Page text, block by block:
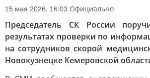
15 мая 2026, 16:03 Официально
Председатель СК России
результатах проверки по
на сотрудников скорой
Новокузнецке Кемеровской